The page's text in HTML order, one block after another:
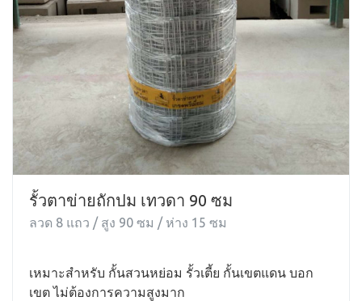
รั้วตาข่ายถักปม เทวดา 90 ซม
ลวด 8 แถว / สูง 90 ซม / ห่าง 15 ซม
เหมาะสำหรับ กั้นสวนหย่อม รั้วเตี้ย กั้นเขตแดน บอก
เขต ไม่ต้องการความสูงมาก